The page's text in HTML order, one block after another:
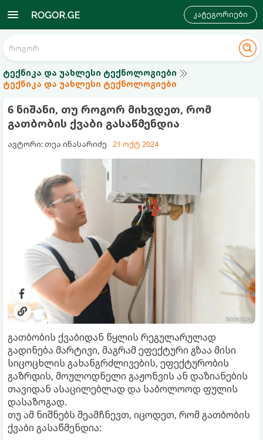
კატეგორიები
ტექნიკა და უახლესი ტექნოლოგიები
ტექნიკა და უახლესი ტექნოლოგიები
6 ნიშანი, თუ როგორ მიხვდეთ, რომ
გათბობის ქვაბი გასაწმენდია
ავტორი: თეა ინასარიძე 21 ოქტ 2024
გათბობის ქვაბიდან წყლის რეგულარულად
გადინება მარტივი, მაგრამ ეფექტური გზაა მისი
სიცოცხლის გახანგრძლივების, ეფექტურობის
გაზრდის, მოულოდნელი გაჟონვის ან დაზიანების
თავიდან ასაცილებლად და საბოლოოდ ფულის
დასაზოგად.
თუ ამ ნიშნებს შეამჩნევთ, იცოდეთ, რომ გათბობის
ქვაბი გასაწმენდია: